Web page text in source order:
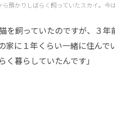
ら預かりしばらく飼っていたスカイ。今
を飼っていたのですが、３
家に１年くらい一緒に住ん
く暮らしていたんです」